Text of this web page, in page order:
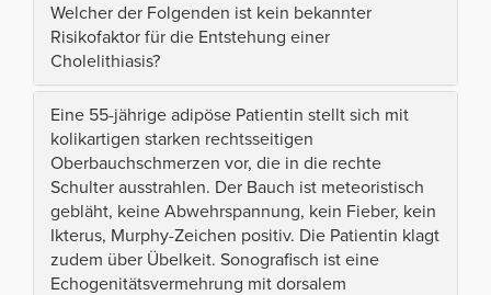
Welcher der Folgenden ist kein bekannter
Risikofaktor für die Entstehung einer
Cholelithiasis?
Eine 55-jährige adipöse Patientin stellt sich mit
kolikartigen starken rechtsseitigen
Oberbauchschmerzen vor, die in die rechte
Schulter ausstrahlen. Der Bauch ist meteoristisch
gebläht, keine Abwehrspannung, kein Fieber, kein
Ikterus, Murphy-Zeichen positiv. Die Patientin klagt
zudem über Übelkeit. Sonografisch ist eine
Echogenitätsvermehrung mit dorsalem